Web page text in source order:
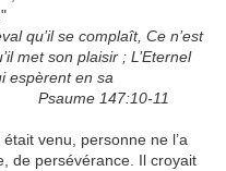
qu’il se complaît, Ce n’est
met son plaisir ; L’Eternel
espèrent en sa
11
venu, personne ne l’a
de persévérance. Il croyait